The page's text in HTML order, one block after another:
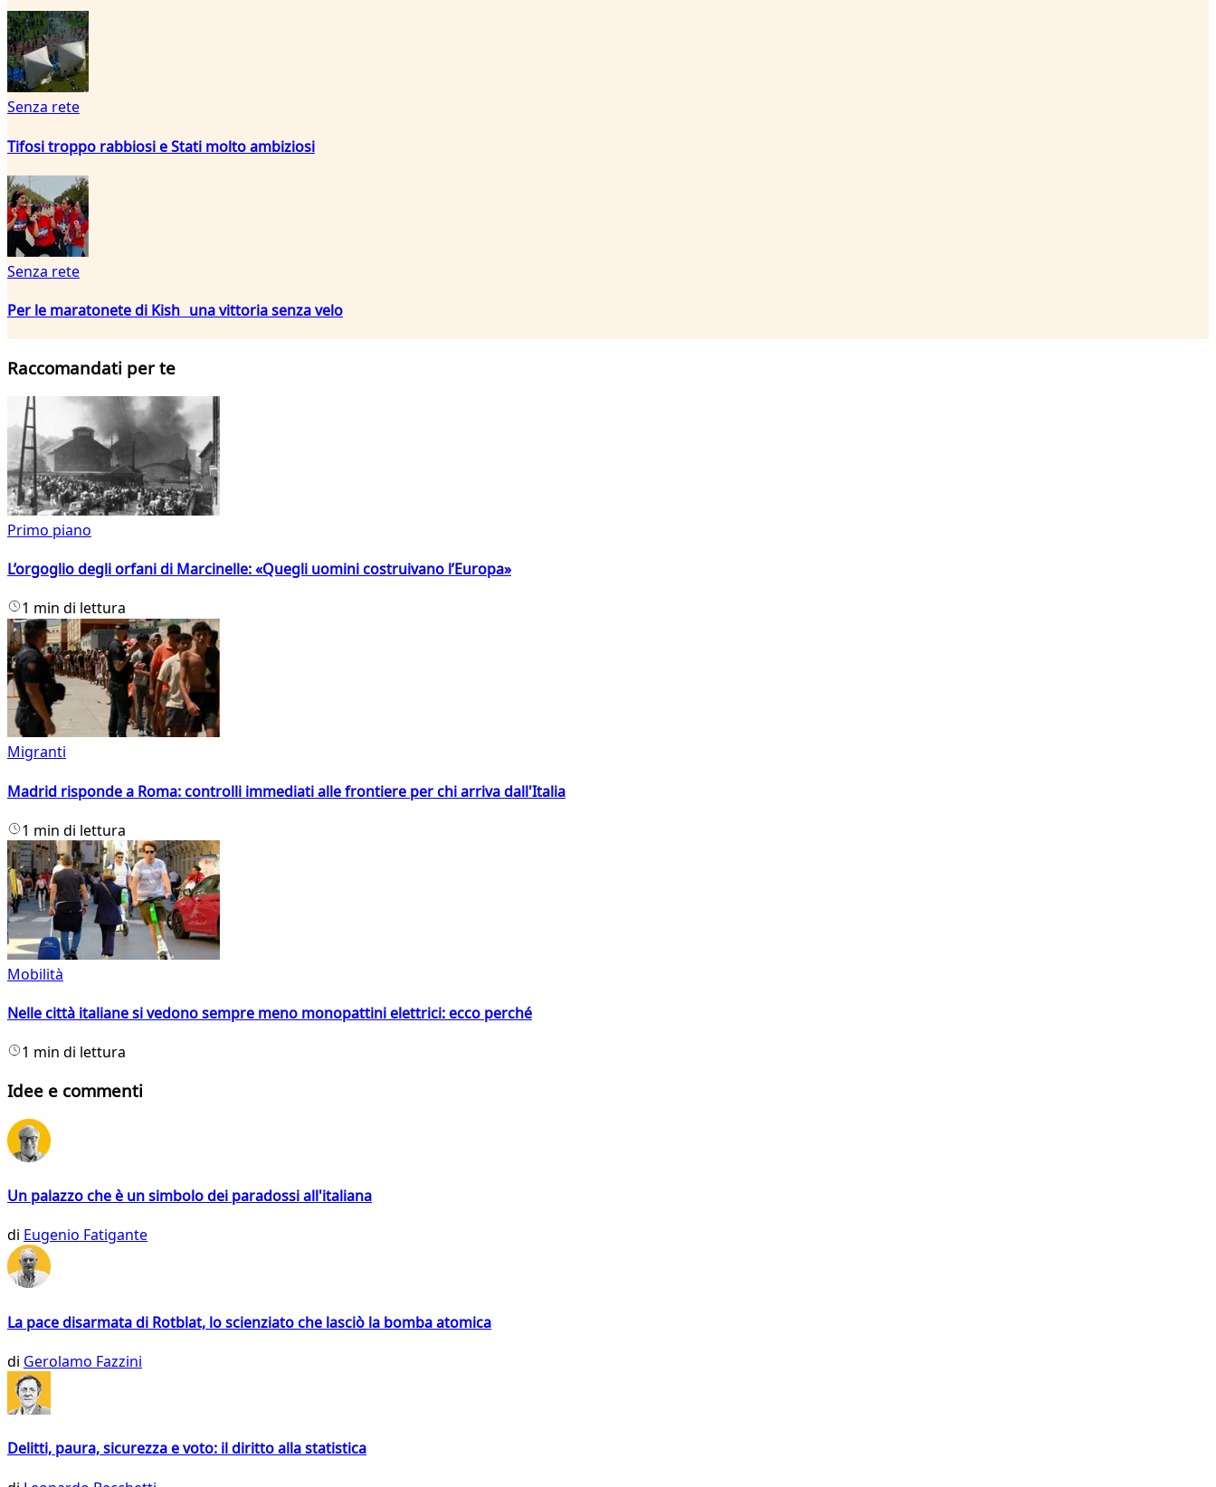
Senza rete
Tifosi troppo rabbiosi e Stati molto ambiziosi
Senza rete
Per le maratonete di Kish una vittoria senza velo
Raccomandati per te
Primo piano
L’orgoglio degli orfani di Marcinelle: «Quegli uomini costruivano l’Europa»
1 min di lettura
Migranti
Madrid risponde a Roma: controlli immediati alle frontiere per chi arriva dall'Italia
1 min di lettura
Mobilità
Nelle città italiane si vedono sempre meno monopattini elettrici: ecco perché
1 min di lettura
Idee e commenti
Un palazzo che è un simbolo dei paradossi all'italiana
di Eugenio Fatigante
La pace disarmata di Rotblat, lo scienziato che lasciò la bomba atomica
di Gerolamo Fazzini
Delitti, paura, sicurezza e voto: il diritto alla statistica